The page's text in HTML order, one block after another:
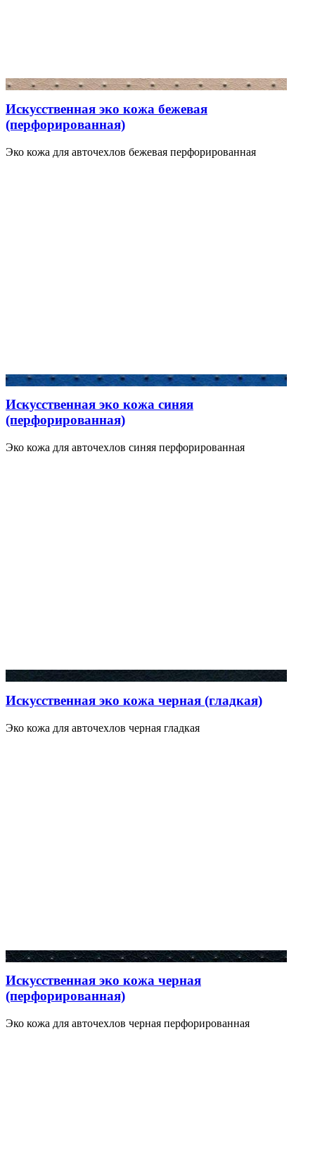
Искусственная эко кожа бежевая
(перфорированная)
Эко кожа для авточехлов бежевая перфорированная
Искусственная эко кожа синяя
(перфорированная)
Эко кожа для авточехлов синяя перфорированная
Искусственная эко кожа черная (гладкая)
Эко кожа для авточехлов черная гладкая
Искусственная эко кожа черная
(перфорированная)
Эко кожа для авточехлов черная перфорированная